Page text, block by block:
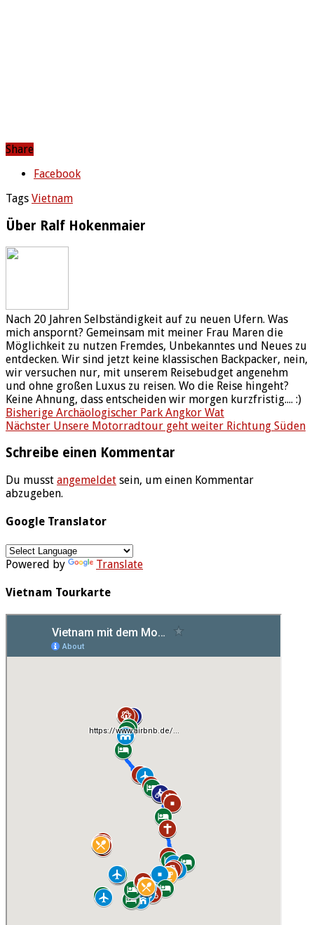
Share
Facebook
Tags Vietnam
Über Ralf Hokenmaier
Nach 20 Jahren Selbständigkeit auf zu neuen Ufern. Was
mich anspornt? Gemeinsam mit meiner Frau Maren die
Möglichkeit zu nutzen Fremdes, Unbekanntes und Neues zu
entdecken. Wir sind jetzt keine klassischen Backpacker, nein,
wir versuchen nur, mit unserem Reisebudget angenehm
und ohne großen Luxus zu reisen. Wo die Reise hingeht?
Keine Ahnung, dass entscheiden wir morgen kurzfristig.... :)
Bisherige Archäologischer Park Angkor Wat
Nächster Unsere Motorradtour geht weiter Richtung Süden
Schreibe einen Kommentar
Du musst angemeldet sein, um einen Kommentar
abzugeben.
Google Translator
Powered by Translate
Vietnam Tourkarte